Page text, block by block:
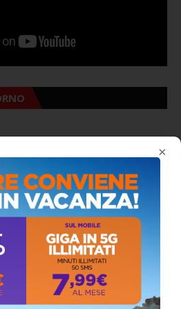
×
entra nella Strada degli
a Siculiana (VIDEO)